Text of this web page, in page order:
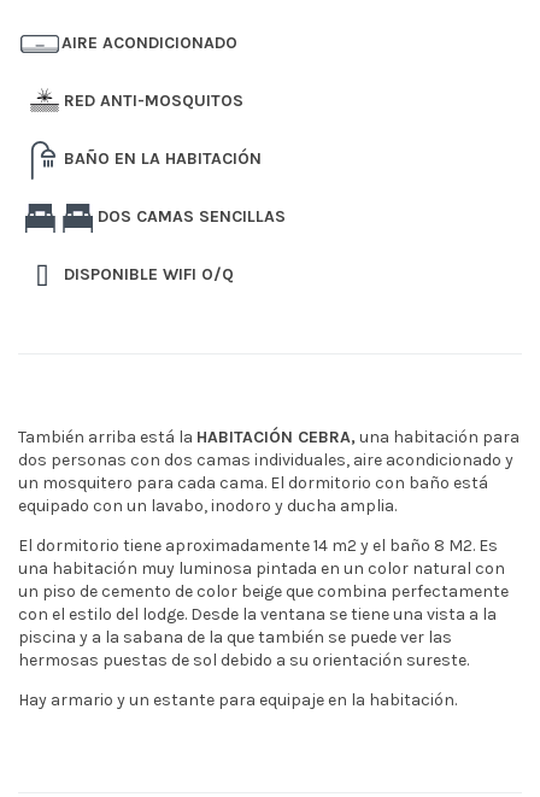
AIRE ACONDICIONADO
RED ANTI-MOSQUITOS
BAÑO EN LA HABITACIÓN
DOS CAMAS SENCILLAS
DISPONIBLE WIFI O/Q
También arriba está la HABITACIÓN CEBRA, una habitación para
dos personas con dos camas individuales, aire acondicionado y
un mosquitero para cada cama. El dormitorio con baño está
equipado con un lavabo, inodoro y ducha amplia.
El dormitorio tiene aproximadamente 14 m2 y el baño 8 M2. Es
una habitación muy luminosa pintada en un color natural con
un piso de cemento de color beige que combina perfectamente
con el estilo del lodge. Desde la ventana se tiene una vista a la
piscina y a la sabana de la que también se puede ver las
hermosas puestas de sol debido a su orientación sureste.
Hay armario y un estante para equipaje en la habitación.